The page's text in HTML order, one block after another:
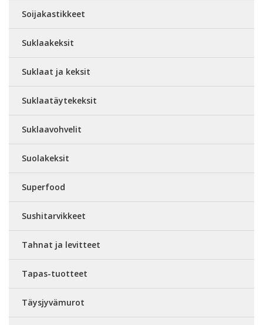
Soijakastikkeet
Suklaakeksit
Suklaat ja keksit
Suklaatäytekeksit
Suklaavohvelit
Suolakeksit
Superfood
Sushitarvikkeet
Tahnat ja levitteet
Tapas-tuotteet
Täysjyvämurot